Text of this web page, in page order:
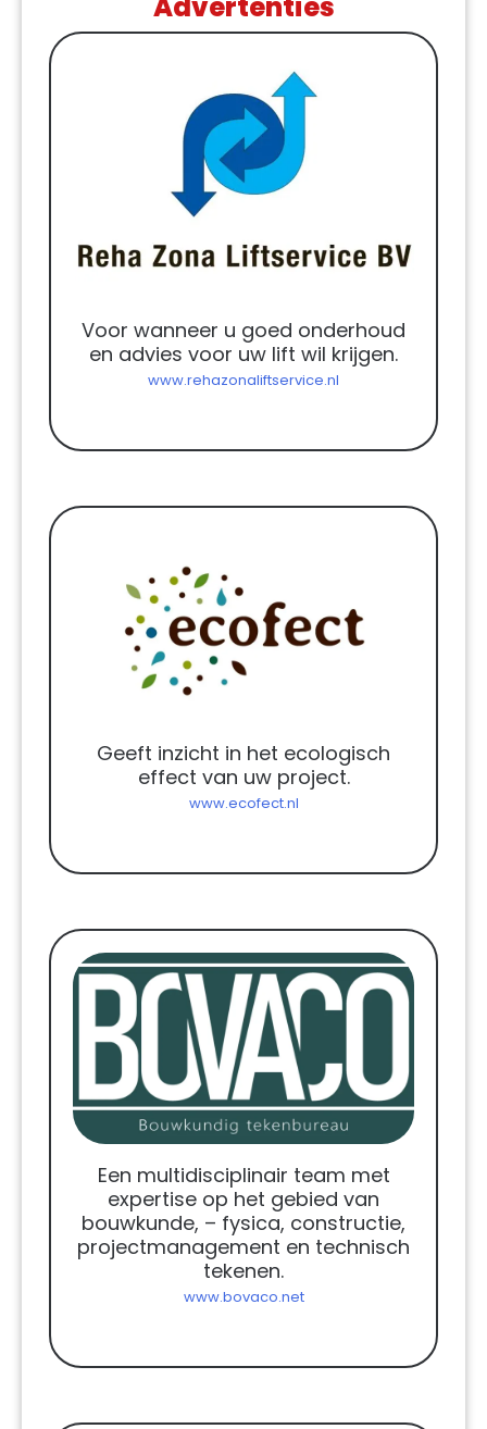
Voor wanneer u goed onderhoud
en advies voor uw lift wil krijgen.
www.rehazonaliftservice.nl
Geeft inzicht in het ecologisch
effect van uw project.
www.ecofect.nl
Een multidisciplinair team met
expertise op het gebied van
bouwkunde, – fysica, constructie,
projectmanagement en technisch
tekenen.
www.bovaco.net